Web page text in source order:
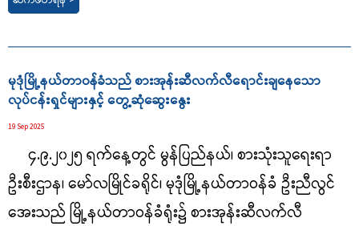
မုဒုံမြို့နယ်တာဝန်ခံသည် စားအုန်းဆီလက်လီရောင်းချနေသော
လုပ်ငန်းရှင်များနှင့် တွေ့ဆုံဆွေးနွေး
19 Sep 2025
၄.၉.၂၀၂၅ ရက်နေ့တွင် မွန်ပြည်နယ်၊ စားသုံးသူရေးရာ
ဦးစီးဌာန၊ မော်လမြိုင်ခရိုင်၊ မုဒုံမြို့နယ်တာဝန်ခံ ဦးညီလွင်
အေးသည် မြို့နယ်တာဝန်ခံရုံး၌ စားအုန်းဆီလက်လီ